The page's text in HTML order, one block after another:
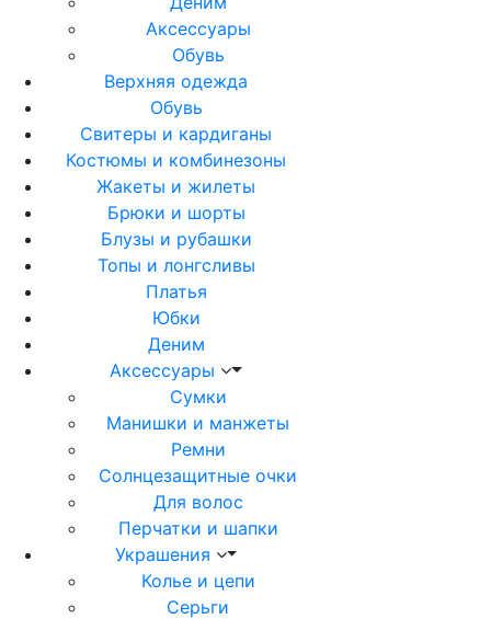
Аксессуары
Обувь
Верхняя одежда
Обувь
Свитеры и кардиганы
Костюмы и комбинезоны
Жакеты и жилеты
Брюки и шорты
Блузы и рубашки
Топы и лонгсливы
Платья
Юбки
Деним
Аксессуары
Сумки
Манишки и манжеты
Ремни
Солнцезащитные очки
Для волос
Перчатки и шапки
Украшения
Колье и цепи
Серьги